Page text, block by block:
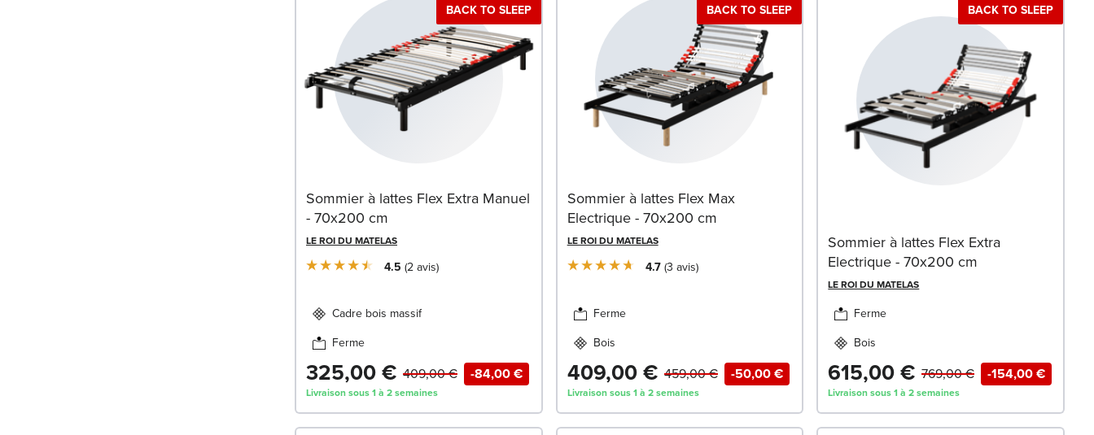
BACK TO SLEEP
Sommier à lattes Flex Extra Manuel
- 70x200 cm
LE ROI DU MATELAS
4.5 2avis
Cadre bois massif
Ferme
325,00 € -84,00 €
409,00 €
Livraison sous 1 à 2 semaines
BACK TO SLEEP
Sommier à lattes Flex Max
Electrique - 70x200 cm
LE ROI DU MATELAS
4.7 3 avis
Ferme
Bois
409,00 € -50,00 €
459,00 €
Livraison sous 1 à 2 semaines
BACK TO SLEEP
Sommier à lattes Flex Extra
Electrique - 70x200 cm
LE ROI DU MATELAS
Ferme
Bois
615,00 € -154,00 €
769,00 €
Livraison sous 1 à 2 semaines